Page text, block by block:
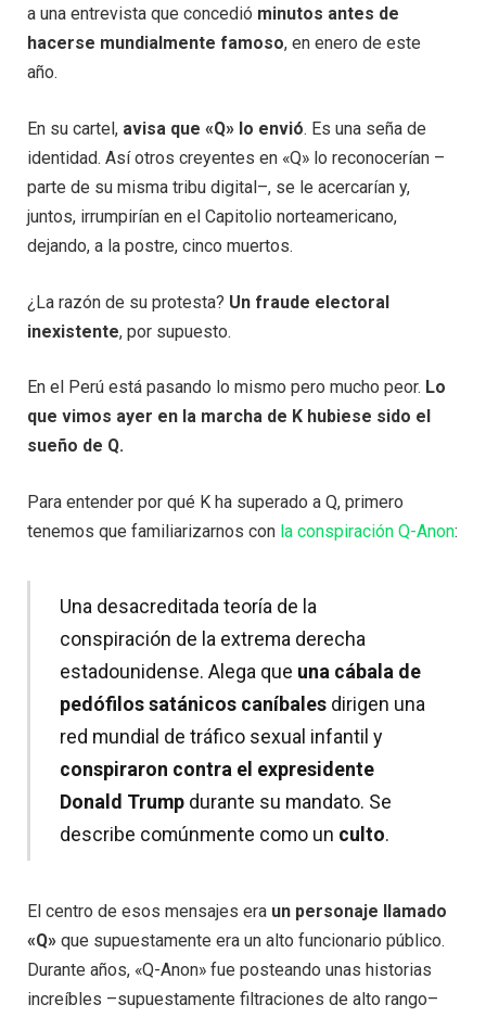
a una entrevista que concedió minutos antes de
hacerse mundialmente famoso, en enero de este
año.
En su cartel, avisa que «Q» lo envió. Es una seña de
identidad. Así otros creyentes en «Q» lo reconocerían –
parte de su misma tribu digital–, se le acercarían y,
juntos, irrumpirían en el Capitolio norteamericano,
dejando, a la postre, cinco muertos.
¿La razón de su protesta? Un fraude electoral
inexistente, por supuesto.
En el Perú está pasando lo mismo pero mucho peor. Lo
que vimos ayer en la marcha de K hubiese sido el
sueño de Q.
Para entender por qué K ha superado a Q, primero
tenemos que familiarizarnos con la conspiración Q-Anon:
Una desacreditada teoría de la
conspiración de la extrema derecha
estadounidense. Alega que una cábala de
pedófilos satánicos caníbalesdirigen una
red mundial de tráfico sexual infantil y
conspiraron contra el expresidente
Donald Trumpdurante su mandato. Se
describe comúnmente como un culto.
El centro de esos mensajes era un personaje llamado
«Q» que supuestamente era un alto funcionario público.
Durante años, «Q-Anon» fue posteando unas historias
increíbles –supuestamente filtraciones de alto rango–